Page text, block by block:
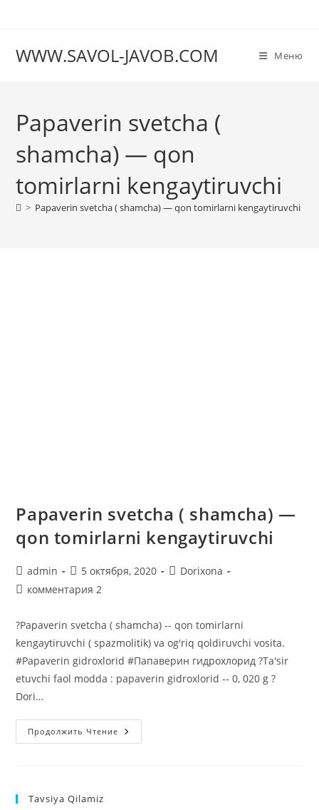
WWW.SAVOL-JAVOB.COM Меню
Papaverin svetcha (
shamcha) — qon
tomirlarni kengaytiruvchi
> Papaverin svetcha ( shamcha) — qon tomirlarni kengaytiruvchi
Papaverin svetcha ( shamcha) —
qon tomirlarni kengaytiruvchi
Автор
записи:
admin
Запись
опубликована:
5 октября, 2020
Рубрика
Dorixona
Комментарии
комментария 2
?Papaverin svetcha ( shamcha) -- qon tomirlarni
kengaytiruvchi ( spazmolitik) va og'riq qoldiruvchi vosita.
#Papaverin gidroxlorid #Папаверин гидрохлорид ?Ta'sir
etuvchi faol modda : papaverin gidroxlorid -- 0, 020 g ?
Dori…
Продолжить Чтение Papaverin
Svetcha
Tavsiya Qilamiz